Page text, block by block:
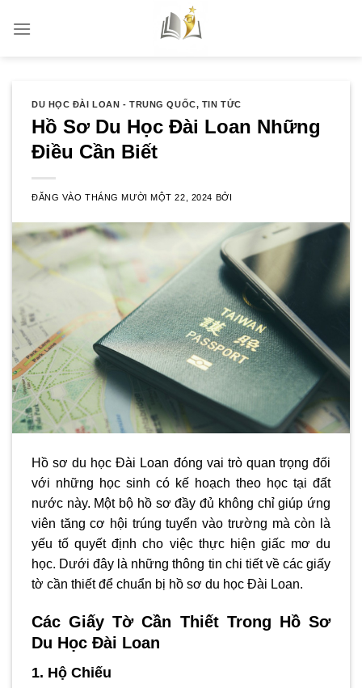
qua
DU HỌC ĐÀI LOAN - TRUNG QUỐC, TIN TỨC
Hồ Sơ Du Học Đài Loan Những
Điều Cần Biết
ĐĂNG VÀOTHÁNG MƯỜI MỘT 22, 2024 BỞI
Hồ sơ du học Đài Loan đóng vai trò quan trọng đối
với những học sinh có kế hoạch theo học tại đất
nước này. Một bộ hồ sơ đầy đủ không chỉ giúp ứng
viên tăng cơ hội trúng tuyển vào trường mà còn là
yếu tố quyết định cho việc thực hiện giấc mơ du
học. Dưới đây là những thông tin chi tiết về các giấy
tờ cần thiết để chuẩn bị hồ sơ du học Đài Loan.
Các Giấy Tờ Cần Thiết Trong Hồ Sơ
Du Học Đài Loan
1. Hộ Chiếu